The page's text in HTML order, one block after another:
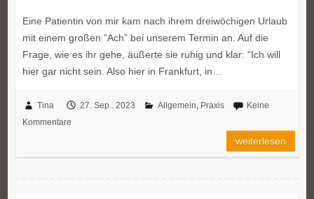
Eine Patientin von mir kam nach ihrem dreiwöchigen Urlaub
mit einem großen “Ach” bei unserem Termin an. Auf die
Frage, wie es ihr gehe, äußerte sie ruhig und klar: “Ich will
hier gar nicht sein. Also hier in Frankfurt, in…
Tina 27. Sep.. 2023 Allgemein, Praxis
Keine
Kommentare
weiterlesen